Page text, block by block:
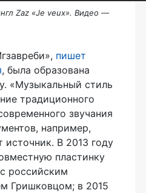
Zaz «Je veux». Видео —
пишет
, была образована
«Музыкальный стиль
традиционного
звучания
например,
источник. В 2013 году
пластинку
российским
Гришковцом; в 2015